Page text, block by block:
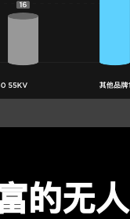
的无